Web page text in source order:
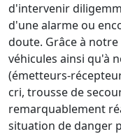
d'intervenir
d'une alarme ou
doute. Grâce à
véhicules ainsi qu'à
(émetteurs-
cri, trousse de
remarquablement
situation de danger